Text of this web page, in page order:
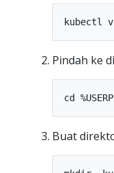
Pindah ke
Buat